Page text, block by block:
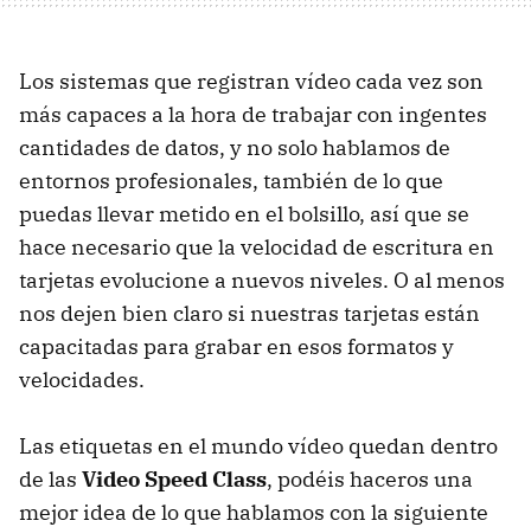
Los sistemas que registran vídeo cada vez son
más capaces a la hora de trabajar con ingentes
cantidades de datos, y no solo hablamos de
entornos profesionales, también de lo que
puedas llevar metido en el bolsillo, así que se
hace necesario que la velocidad de escritura en
tarjetas evolucione a nuevos niveles. O al menos
nos dejen bien claro si nuestras tarjetas están
capacitadas para grabar en esos formatos y
velocidades.
Las etiquetas en el mundo vídeo quedan dentro
de las Video Speed Class, podéis haceros una
mejor idea de lo que hablamos con la siguiente